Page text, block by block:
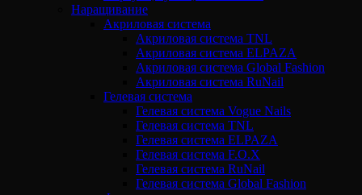
Наращивание
Акриловая система
Акриловая система TNL
Акриловая система ELPAZA
Акриловая система Global Fashion
Акриловая система RuNail
Гелевая система
Гелевая система Vogue Nails
Гелевая система TNL
Гелевая система ELPAZA
Гелевая система F.O.X
Гелевая система RuNail
Гелевая система Global Fashion